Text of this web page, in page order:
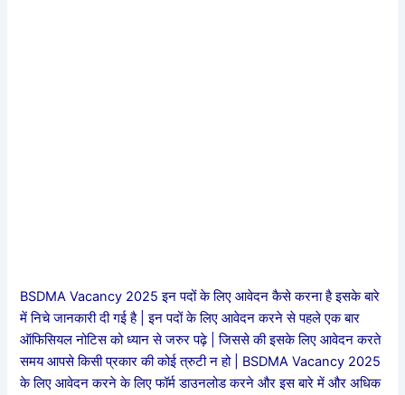
BSDMA Vacancy 2025 इन पदों के लिए आवेदन कैसे करना है इसके बारे
में निचे जानकारी दी गई है | इन पदों के लिए आवेदन करने से पहले एक बार
ऑफिसियल नोटिस को ध्यान से जरुर पढ़े | जिससे की इसके लिए आवेदन करते
समय आपसे किसी प्रकार की कोई त्रुटी न हो | BSDMA Vacancy 2025
के लिए आवेदन करने के लिए फॉर्म डाउनलोड करने और इस बारे में और अधिक